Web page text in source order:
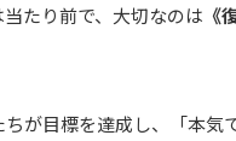
たり前で、大切なのは 《
が目標を達成し、「本